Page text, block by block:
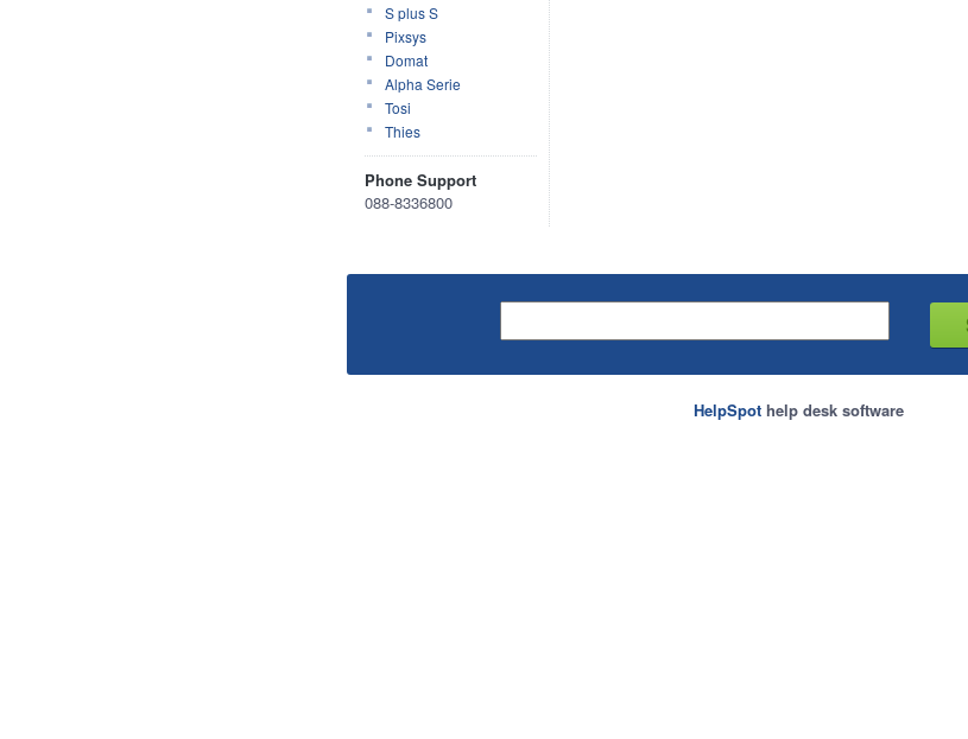
S plus S
Pixsys
Domat
Alpha Serie
Tosi
Thies
Phone Support
088-8336800
HelpSpothelp desk software